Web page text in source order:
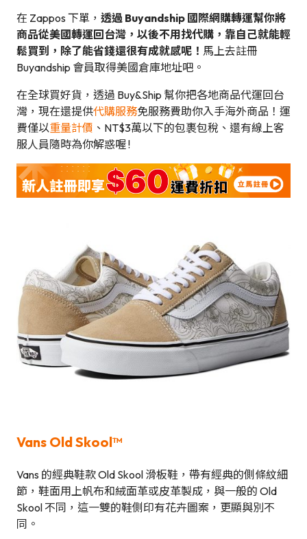
在 Zappos 下單， 透過 Buyandship 國際網購轉運幫你將
商品從美國轉運回台灣，以後不用找代購，靠自己就能輕
鬆買到，除了能省錢還很有成就感呢！ 馬上去註冊
Buyandship 會員取得美國倉庫地址吧。
在全球買好貨，透過 Buy&Ship 幫你把各地商品代運回台
灣，現在還提供代購服務免服務費助你入手海外商品！運
費僅以重量計價 、NT$3萬以下的包裹包稅、還有線上客
服人員隨時為你解惑喔 !
Vans Old Skool™
Vans 的經典鞋款 Old Skool 滑板鞋，帶有經典的側條紋細
節，鞋面用上帆布和絨面革或皮革製成，與一般的 Old
Skool 不同，這一雙的鞋側印有花卉圖案，更顯與別不
同。